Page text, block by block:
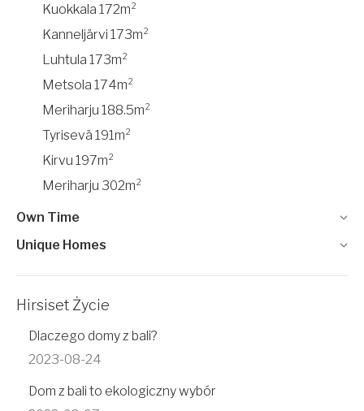
Kuokkala 172m²
Kanneljärvi 173m²
Luhtula 173m²
Metsola 174m²
Meriharju 188.5m²
Tyrisevä 191m²
Kirvu 197m²
Meriharju 302m²
Own Time
Unique Homes
Hirsiset Życie
Dlaczego domy z bali?
2023-08-24
Dom z bali to ekologiczny wybór